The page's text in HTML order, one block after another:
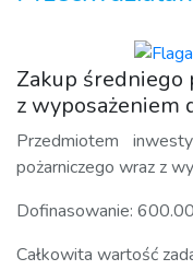
Zakup średniego
z wyposażeniem
Przedmiotem
pożarniczego wraz z
Dofinasowanie:
Całkowita wartość